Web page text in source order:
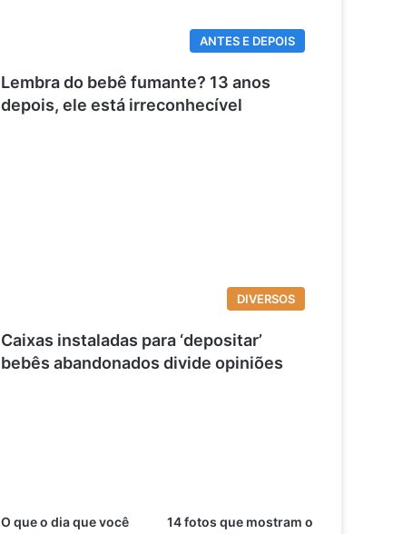
ANTES E DEPOIS
Lembra do bebê fumante? 13 anos
depois, ele está irreconhecível
DIVERSOS
Caixas instaladas para ‘depositar’
bebês abandonados divide opiniões
O que o dia que você
14 fotos que mostram o